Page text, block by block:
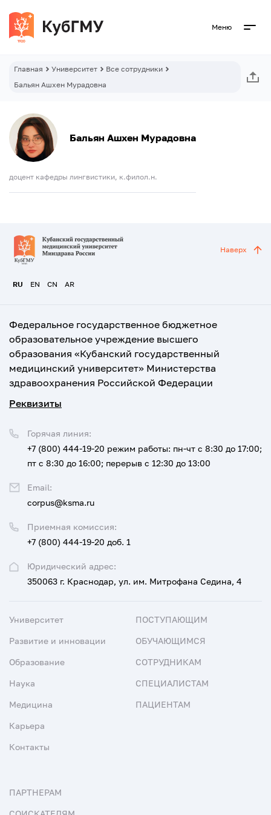
Меню
Главная Университет
Все сотрудники
Бальян Ашхен Мурадовна
Бальян Ашхен Мурадовна
доцент кафедры лингвистики, к.филол.н.
RU EN CN AR
Наверх
Федеральное государственное бюджетное
образовательное учреждение высшего
образования «Кубанский государственный
медицинский университет» Министерства
здравоохранения Российской Федерации
Реквизиты
Юридический адрес:
350063 г. Краснодар, ул. им. Митрофана Седина, 4
Приемная комиссия:
+7 (800) 444-19-20 доб. 1
Горячая линия:
+7 (800) 444-19-20 режим работы: пн-чт с 8:30 до 17:00;
пт с 8:30 до 16:00; перерыв с 12:30 до 13:00
Email:
corpus@ksma.ru
Университет
Развитие и инновации
Образование
Наука
Медицина
Карьера
Контакты
ПОСТУПАЮЩИМ
ОБУЧАЮЩИМСЯ
СОТРУДНИКАМ
СПЕЦИАЛИСТАМ
ПАЦИЕНТАМ
ПАРТНЕРАМ